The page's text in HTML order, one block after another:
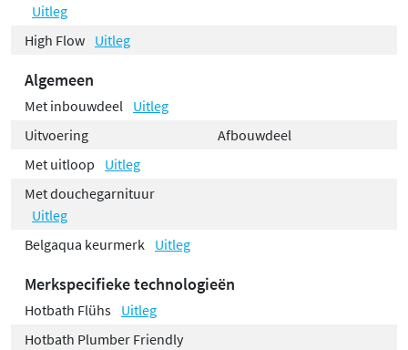
Uitleg
High Flow Uitleg
Algemeen
Met inbouwdeel
Uitleg
Uitvoering
Afbouwdeel
Met uitloop
Uitleg
Met douchegarnituur
Uitleg
Belgaqua keurmerk Uitleg
Merkspecifieke technologieën
Hotbath Flühs Uitleg
Hotbath Plumber Friendly